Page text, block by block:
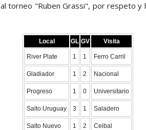
torneo "Ruben Grassi", por respeto y
Local GL GV Visita
River Plate 1 1 Ferro Carril
Gladiador 1 2 Nacional
Progreso 1 0 Universitario
Salto Uruguay 3 1 Saladero
Salto Nuevo 1 2 Ceibal